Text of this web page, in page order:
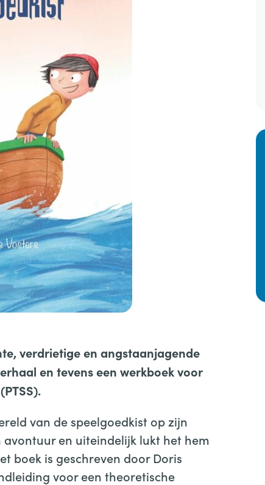
verdrietige en angstaanjagende
en tevens een werkboek voor
van de speelgoedkist op zijn
en uiteindelijk lukt het hem
boek is geschreven door Doris
voor een theoretische